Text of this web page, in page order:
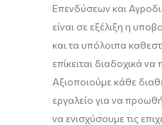
Επενδύσεων και
είναι σε εξέλιξη η
και τα υπόλοιπα
επίκειται διαδοχικά
Αξιοποιούμε κάθε
εργαλείο για να
να ενισχύσουμε τις